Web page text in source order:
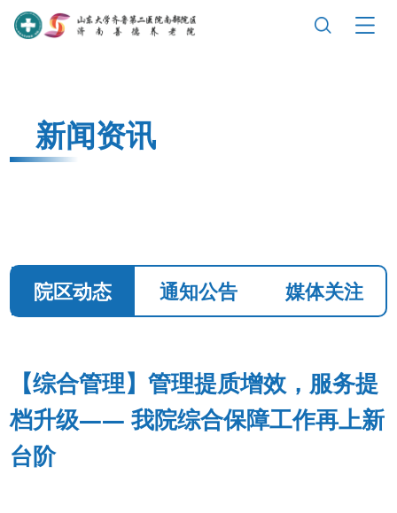
新闻资讯
院区动态 通知公告 媒体关注
【综合管理】管理提质增效，服务提
档升级—— 我院综合保障工作再上新
台阶